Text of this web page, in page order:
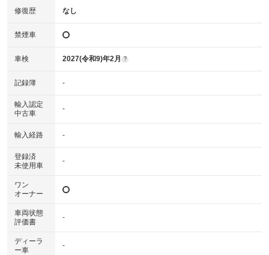
修復歴 なし
禁煙車
車検 2027(令和9)年2月 ?
記録簿 -
輸入認定
中古車
-
輸入経路 -
登録済
未使用車
-
ワン
オーナー
車両状態
評価書
-
ディーラ
ー車
-